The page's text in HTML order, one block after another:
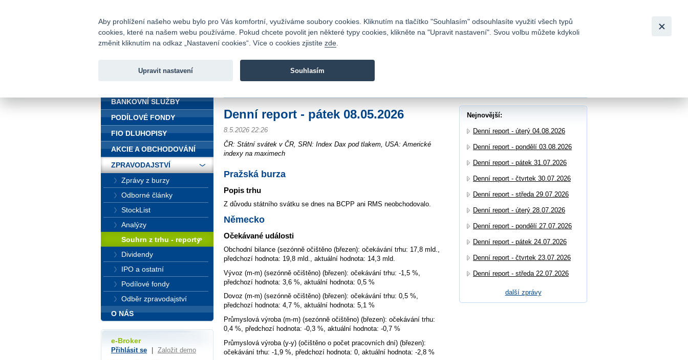
Fio banka
Fio banka je moderní česká banka. Poskytuje účty bez poplatků a
Denní report - pátek 08.05.2026
8.5.2026 22:26
ČR: Státní svátek v ČR, SRN: Index Dax pod tlakem, USA: Americké
indexy na maximech
Pražská burza
Popis trhu
Z důvodu státního svátku se dnes na BCPP ani RMS neobchodovalo.
Německo
Očekávané události
Obchodní bilance (sezónně očištěno (březen): očekávání trhu: 17,8 mld.,
předchozí hodnota: 19,8 mld., aktuální hodnota: 14,3 mld.
Vývoz (m-m) (sezónně očištěno) (březen): očekávání trhu: -1,5 %,
předchozí hodnota: 3,6 %, aktuální hodnota: 0,5 %
Dovoz (m-m) (sezónně očištěno) (březen): očekávání trhu: 0,5 %,
předchozí hodnota: 4,7 %, aktuální hodnota: 5,1 %
Průmyslová výroba (m-m) (sezónně očištěno) (březen): očekávání trhu:
0,4 %, předchozí hodnota: -0,3 %, aktuální hodnota: -0,7 %
Průmyslová výroba (y-y) (očištěno o počet pracovních dní) (březen):
očekávání trhu: -1,9 %, předchozí hodnota: 0, aktuální hodnota: -2,8 %
Nejnovější:
Denní report - úterý 04.08.2026
Denní report - pondělí 03.08.2026
Denní report - pátek 31.07.2026
Denní report - čtvrtek 30.07.2026
Denní report - středa 29.07.2026
Denní report - úterý 28.07.2026
Denní report - pondělí 27.07.2026
Denní report - pátek 24.07.2026
Denní report - čtvrtek 23.07.2026
Denní report - středa 22.07.2026
další zprávy
BANKOVNÍ SLUŽBY
PODÍLOVÉ FONDY
FIO DLUHOPISY
AKCIE A OBCHODOVÁNÍ
ZPRAVODAJSTVÍ
Zprávy z burzy
Odborné články
StockList
Analýzy
Souhrn z trhu - reporty
Dividendy
IPO a ostatní
Podílové fondy
Odběr zpravodajství
O NÁS
e-Broker
Přihlásit se Založit demo
Aby prohlížení našeho webu bylo pro Vás komfortní, využíváme soubory cookies. Kliknutím na tlačítko "Souhlasím" odsouhlasíte využití všech typů
cookies, které na našem webu používáme. Pokud chcete povolit jen některé typy cookies, klikněte na "Upravit nastavení". Svou volbu můžete kdykoli
změnit kliknutím na odkaz „Nastavení cookies“. Více o cookies zjistíte zde
Upravit nastavení Souhlasím